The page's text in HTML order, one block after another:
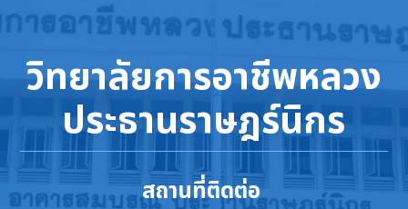
วิทยาลัยการอาชีพหลวง
ประธานราษฎร์นิกร
สถานที่ติดต่อ